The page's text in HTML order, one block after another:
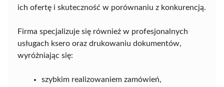
ich ofertę i skuteczność w porównaniu z konkurencją.
Firma specjalizuje się również w profesjonalnych
usługach ksero oraz drukowaniu dokumentów,
wyróżniając się:
szybkim realizowaniem zamówień,